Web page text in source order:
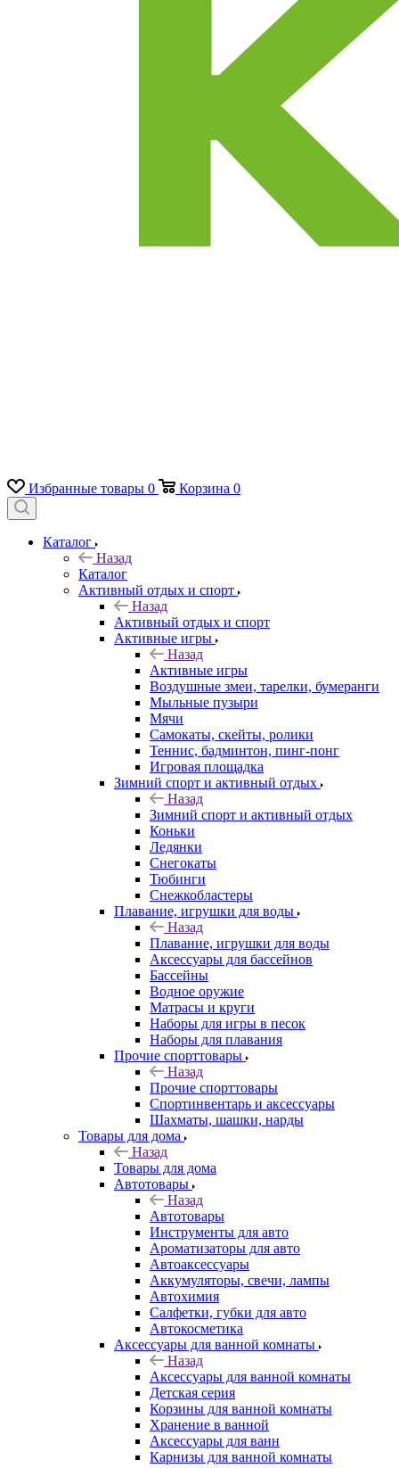
Избранные товары 0 Корзина 0
Каталог
Назад
Каталог
Активный отдых и спорт
Назад
Активный отдых и спорт
Активные игры
Назад
Активные игры
Воздушные змеи, тарелки, бумеранги
Мыльные пузыри
Мячи
Самокаты, скейты, ролики
Теннис, бадминтон, пинг-понг
Игровая площадка
Зимний спорт и активный отдых
Назад
Зимний спорт и активный отдых
Коньки
Ледянки
Снегокаты
Тюбинги
Снежкобластеры
Плавание, игрушки для воды
Назад
Плавание, игрушки для воды
Аксессуары для бассейнов
Бассейны
Водное оружие
Матрасы и круги
Наборы для игры в песок
Наборы для плавания
Прочие спорттовары
Назад
Прочие спорттовары
Спортинвентарь и аксессуары
Шахматы, шашки, нарды
Товары для дома
Назад
Товары для дома
Автотовары
Назад
Автотовары
Инструменты для авто
Ароматизаторы для авто
Автоаксессуары
Аккумуляторы, свечи, лампы
Автохимия
Салфетки, губки для авто
Автокосметика
Аксессуары для ванной комнаты
Назад
Аксессуары для ванной комнаты
Детская серия
Корзины для ванной комнаты
Хранение в ванной
Аксессуары для ванн
Карнизы для ванной комнаты